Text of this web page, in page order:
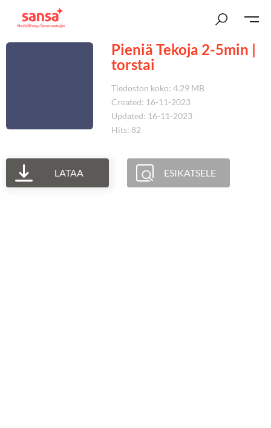
Pieniä Tekoja 2-5min |
torstai
Tiedoston koko: 4.29 MB
Created: 16-11-2023
Updated: 16-11-2023
Hits: 82
LATAA ESIKATSELE